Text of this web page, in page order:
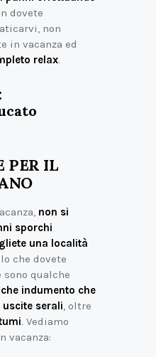
dovete
non
in vacanza ed
relax.
PER IL
non si
sporchi
una località
che dovete
qualche
indumento che
serali , oltre
. Vediamo
vacanza: